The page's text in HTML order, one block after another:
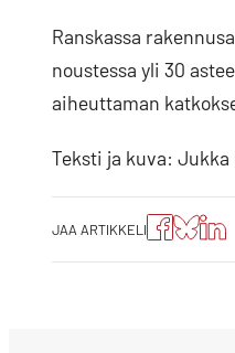
Ranskassa
noustessa yli 30
aiheuttaman
Teksti ja kuva: Jukka
JAA ARTIKKELI
Jaa
artikkeli
Jaa